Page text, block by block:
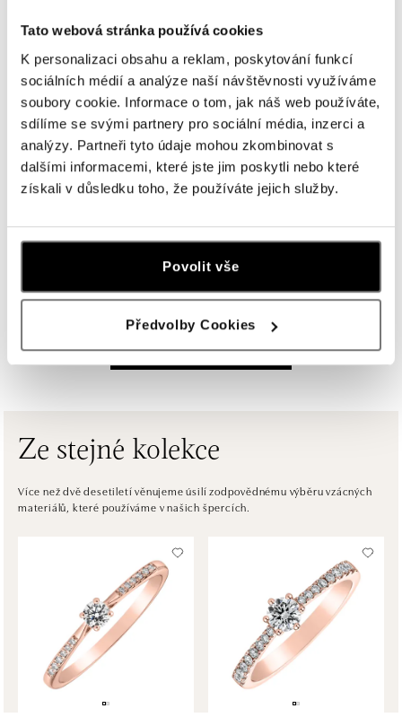
Tato webová stránka používá cookies
K personalizaci obsahu a reklam, poskytování funkcí
sociálních médií a analýze naší návštěvnosti využíváme
soubory cookie. Informace o tom, jak náš web používáte,
sdílíme se svými partnery pro sociální média, inzerci a
analýzy. Partneři tyto údaje mohou zkombinovat s
dalšími informacemi, které jste jim poskytli nebo které
získali v důsledku toho, že používáte jejich služby.
Povolit vše
Předvolby Cookies
ALOve OC Olympia, Brno
U Dálnice 777, 664 42 Brno
tel.: +420604389337
dnes otevřeno od 10:00
ALOve Westfield Černý most, Praha 9
Chlumecká 765/6, 198 19 Praha 9
tel.: +420735703904
dnes otevřeno od 09:00
ALOve Westfield, Praha 4 - Chodov
Roztylská 2321/19, 148 00 Praha 4 - Chodov
tel.: +420730524389
dnes otevřeno od 09:00
ALOve OC Aupark, Bratislava
ALOve OC Eurovea, Bratislava
Pribinova 8, 811 09 Bratislava
tel.: +421917090467
HALADA OC Avion, Bratislava
Ivanská cesta 16, 821 04 Bratislava
tel.: +421 917 090 372
dnes otevřeno od 10:00
HALADA OC Eurovea, Bratislava
Pribinova 8, 811 09 Bratislava
ZOBRAZIT VŠECHNY BUTIKY
Ze stejné kolekce
Více než dvě desetiletí věnujeme úsilí zodpovědnému výběru vzácných
materiálů, které používáme v našich špercích.